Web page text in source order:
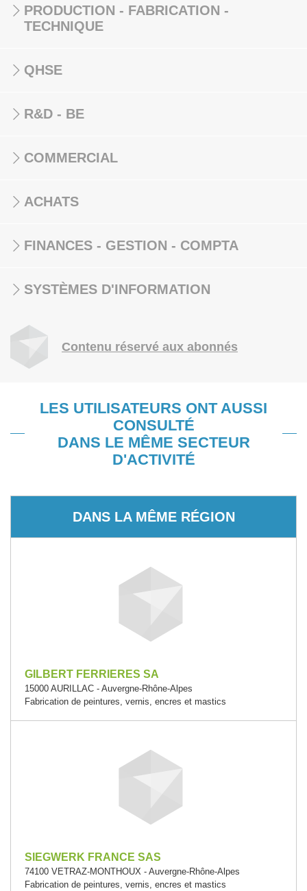
PRODUCTION - FABRICATION -
TECHNIQUE
QHSE
R&D - BE
COMMERCIAL
ACHATS
FINANCES - GESTION - COMPTA
SYSTÈMES D'INFORMATION
Contenu réservé aux abonnés
LES UTILISATEURS ONT AUSSI
CONSULTÉ
DANS LE MÊME SECTEUR
D'ACTIVITÉ
DANS LA MÊME RÉGION
GILBERT FERRIERES SA
15000 AURILLAC - Auvergne-Rhône-Alpes
Fabrication de peintures, vernis, encres et mastics
SIEGWERK FRANCE SAS
74100 VETRAZ-MONTHOUX - Auvergne-Rhône-Alpes
Fabrication de peintures, vernis, encres et mastics